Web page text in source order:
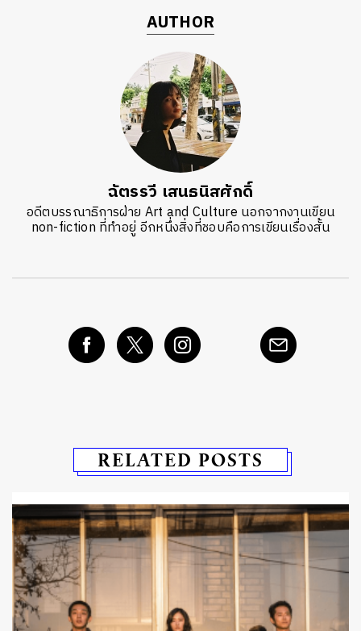
AUTHOR
ฉัตรรวี เสนธนิสศักดิ์
อดีตบรรณาธิการฝ่าย Art and Culture นอกจากงานเขียน
non-fiction ที่ทำอยู่ อีกหนึ่งสิ่งที่ชอบคือการเขียนเรื่องสั้น
RELATED POSTS